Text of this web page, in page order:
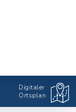
Digitaler
Ortsplan